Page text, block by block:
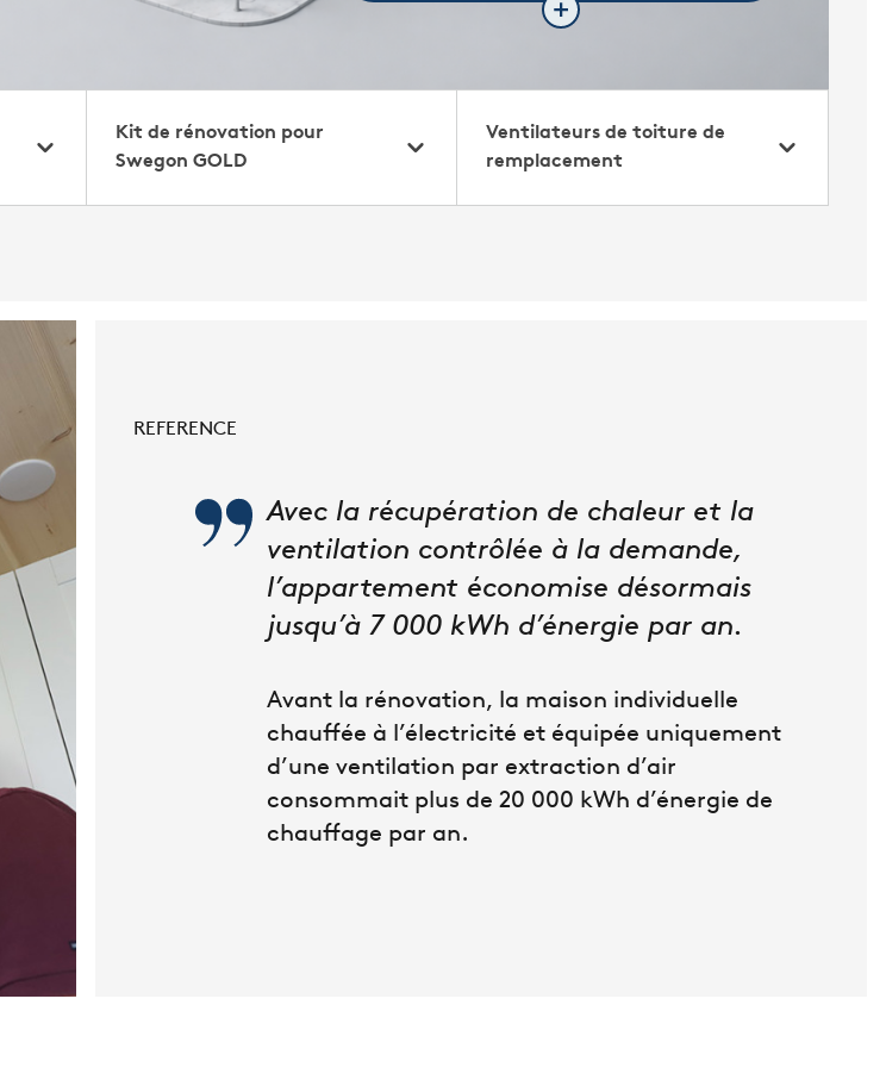
Kit de rénovation pour
Swegon GOLD
Ventilateurs de toiture de
remplacement
REFERENCE
Avec la récupération de chaleur et la
ventilation contrôlée à la demande,
l’appartement économise désormais
jusqu’à 7 000 kWh d’énergie par an.
Avant la rénovation, la maison individuelle
chauffée à l’électricité et équipée uniquement
d’une ventilation par extraction d’air
consommait plus de 20 000 kWh d’énergie de
chauffage par an.